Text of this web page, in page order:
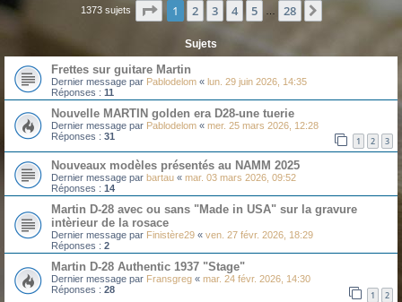
1373 sujets Page 1sur28
1 2 3 4 5 28
Sujets
Frettes sur guitare Martin
Dernier message par Pablodelom « lun. 29 juin 2026, 14:35
Réponses : 11
Nouvelle MARTIN golden era D28-une tuerie
Dernier message par Pablodelom « mer. 25 mars 2026, 12:28
Réponses : 31 1 2 3
Nouveaux modèles présentés au NAMM 2025
Dernier message par bartau « mar. 03 mars 2026, 09:52
Réponses : 14
Martin D-28 avec ou sans "Made in USA" sur la gravure
intèrieur de la rosace
Dernier message par Finistère29 « ven. 27 févr. 2026, 18:29
Réponses : 2
Martin D-28 Authentic 1937 "Stage"
Dernier message par Fransgreg « mar. 24 févr. 2026, 14:30
Réponses : 28 1 2